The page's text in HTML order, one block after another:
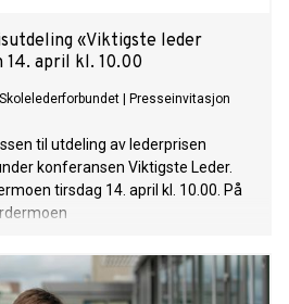
«Viktigste leder
14. april kl. 10.00
Skolelederforbundet Presseinvitasjon
til utdeling av lederprisen
konferansen Viktigste Leder.
tirsdag 14. april kl. 10.00. På